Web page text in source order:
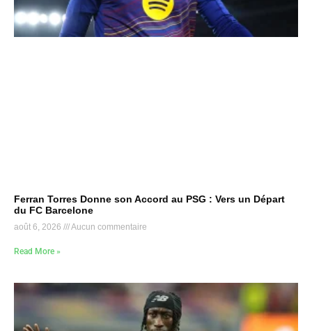
Ferran Torres Donne son Accord au PSG : Vers un Départ
du FC Barcelone
août 6, 2026 Aucun commentaire
Read More »